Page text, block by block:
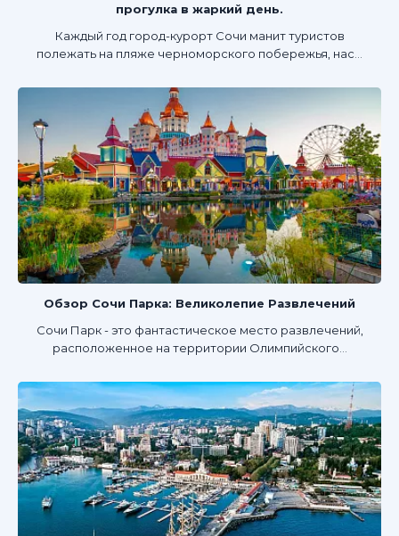
прогулка в жаркий день.
Каждый год город-курорт Сочи манит туристов
полежать на пляже черноморского побережья, нас...
Обзор Сочи Парка: Великолепие Развлечений
Сочи Парк - это фантастическое место развлечений,
расположенное на территории Олимпийского...